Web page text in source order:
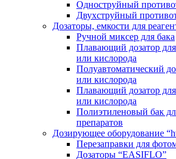
Одноструйный
Двухструйный
Дозаторы, емкости для
Ручной миксер для бака
Плавающий дозатор для
или кислорода
Полуавтоматический
или кислорода
Плавающий дозатор для
или кислорода
Полиэтиленовый бак
препаратов
Дозирующее оборудование
Перезаправки для
Дозаторы “EASIFLO”